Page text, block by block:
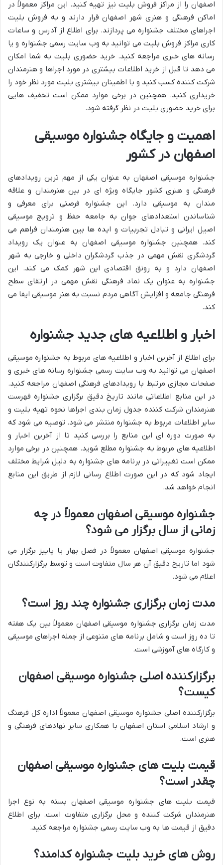
اصفهان را از مراکز فروش بلیت نیز تهیه کنید. این مراکز معمولاً در
اماکن فرهنگی و هنری شهر اصفهان قرار دارند و به فروش بلیت
اجراهای مختلف جشنواره می پردازند. برای اطلاع از آدرس و ساعات
کاری مراکز فروش بلیت می توانید به وب سایت رسمی جشنواره و یا
رسانه های خبری مراجعه کنید. خرید حضوری بلیت به شما امکان
می دهد تا قبل از خرید اطلاعات بیشتری در مورد اجراها و هنرمندان
شرکت کننده کسب کنید و با اطمینان بیشتری بلیت مورد نظر خود را
خریداری کنید. همچنین در برخی موارد ممکن است تخفیف هایی
برای خرید حضوری بلیت در نظر گرفته شود.
اهمیت و جایگاه جشنواره موسیقی
اصفهان در کشور
جشنواره موسیقی اصفهان به عنوان یکی از مهم ترین رویدادهای
فرهنگی و هنری کشور جایگاه ویژه ای در بین هنرمندان و علاقه
مندان به موسیقی دارد. این جشنواره فرصتی برای معرفی و
شناساندن استعدادهای جوان به جامعه حفظ و ترویج موسیقی
اصیل ایرانی و تبادل تجربیات و ایده ها بین هنرمندان فراهم می
کند. همچنین جشنواره موسیقی اصفهان به عنوان یک رویداد
گردشگری نقش مهمی در جذب گردشگران داخلی و خارجی به شهر
اصفهان دارد و به رونق اقتصادی این شهر کمک می کند. این
جشنواره به عنوان یک نماد فرهنگی نقش مهمی در ارتقای سطح
فرهنگی جامعه و افزایش آگاهی مردم نسبت به هنر موسیقی ایفا می
کند.
اخبار و اطلاعیه های جدید جشنواره
برای اطلاع از آخرین اخبار و اطلاعیه های مربوط به جشنواره موسیقی
اصفهان می توانید به وب سایت رسمی جشنواره رسانه های خبری و
صفحات مجازی مرتبط با رویدادهای فرهنگی اصفهان مراجعه کنید.
در این منابع اطلاعاتی مانند تاریخ دقیق برگزاری جشنواره فهرست
هنرمندان شرکت کننده جدول زمان بندی اجراها نحوه تهیه بلیت و
سایر اطلاعات مربوط به جشنواره منتشر می شود. توصیه می شود که
به صورت دوره ای این منابع را بررسی کنید تا از آخرین اخبار و
اطلاعیه های مربوط به جشنواره مطلع شوید. همچنین در برخی موارد
ممکن است تغییراتی در برنامه های جشنواره به دلیل شرایط مختلف
ایجاد شود که در این صورت اطلاع رسانی لازم از طریق این منابع
انجام خواهد شد.
جشنواره موسیقی اصفهان معمولاً در چه
زمانی از سال برگزار می شود؟
جشنواره موسیقی اصفهان معمولاً در فصل بهار یا پاییز برگزار می
شود اما تاریخ دقیق آن هر سال متفاوت است و توسط برگزارکنندگان
اعلام می شود.
مدت زمان برگزاری جشنواره چند روز است؟
مدت زمان برگزاری جشنواره موسیقی اصفهان معمولاً بین یک هفته
تا ده روز است و شامل برنامه های متنوعی از جمله اجراهای موسیقی
و کارگاه های آموزشی است.
برگزارکننده اصلی جشنواره موسیقی اصفهان
کیست؟
برگزارکننده اصلی جشنواره موسیقی اصفهان معمولاً اداره کل فرهنگ
و ارشاد اسلامی استان اصفهان با همکاری سایر نهادهای فرهنگی و
هنری است.
قیمت بلیت های جشنواره موسیقی اصفهان
چقدر است؟
قیمت بلیت های جشنواره موسیقی اصفهان بسته به نوع اجرا
هنرمندان شرکت کننده و محل برگزاری متفاوت است. برای اطلاع
دقیق از قیمت ها به وب سایت رسمی جشنواره مراجعه کنید.
روش های خرید بلیت جشنواره کدامند؟